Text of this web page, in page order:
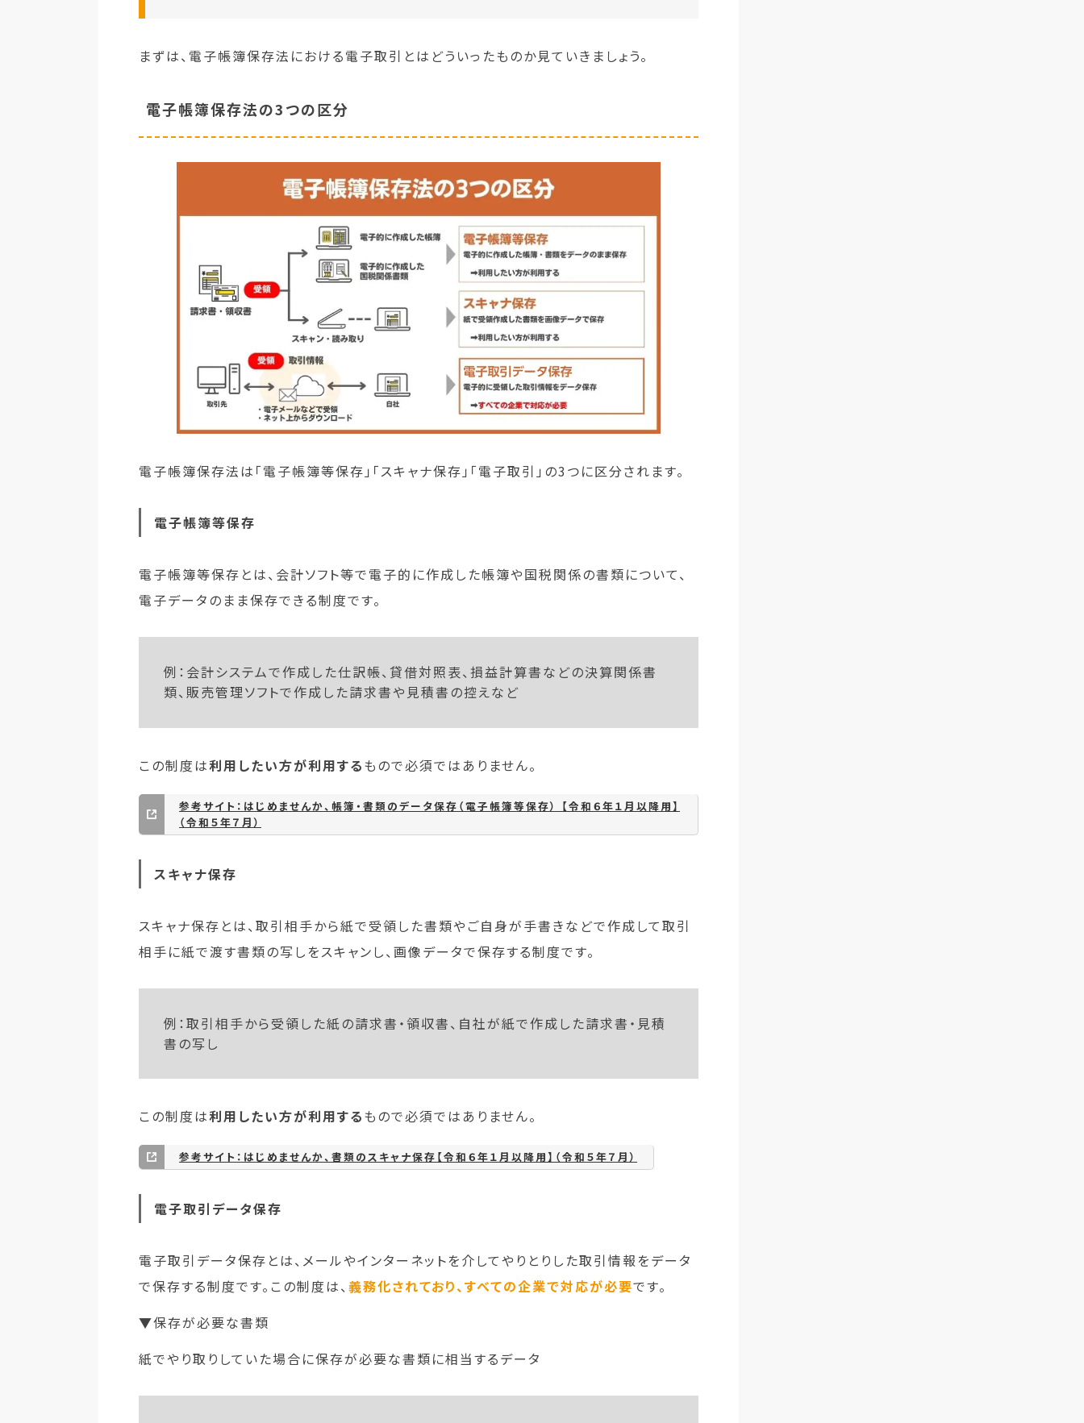
まずは、電子帳簿保存法における電子取引とはどういったものか見ていきましょう。
電子帳簿保存法の3つの区分
電子帳簿保存法は「電子帳簿等保存」「スキャナ保存」「電子取引」の3つに区分されます。
電子帳簿等保存
電子帳簿等保存とは、会計ソフト等で電子的に作成した帳簿や国税関係の書類について、
電子データのまま保存できる制度です。
例：会計システムで作成した仕訳帳、貸借対照表、損益計算書などの決算関係書
類、販売管理ソフトで作成した請求書や見積書の控えなど
この制度は利用したい方が利用するもので必須ではありません。
参考サイト：はじめませんか、帳簿・書類のデータ保存（電子帳簿等保存） 【令和６年１月以降用】
（令和５年７月）
スキャナ保存
スキャナ保存とは、取引相手から紙で受領した書類やご自身が手書きなどで作成して取引
相手に紙で渡す書類の写しをスキャンし、画像データで保存する制度です。
例：取引相手から受領した紙の請求書・領収書、自社が紙で作成した請求書・見積
書の写し
この制度は利用したい方が利用するもので必須ではありません。
参考サイト：はじめませんか、書類のスキャナ保存【令和６年１月以降用】（令和５年７月）
電子取引データ保存
電子取引データ保存とは、メールやインターネットを介してやりとりした取引情報をデータ
で保存する制度です。この制度は、義務化されており、すべての企業で対応が必要です。
▼保存が必要な書類
紙でやり取りしていた場合に保存が必要な書類に相当するデータ